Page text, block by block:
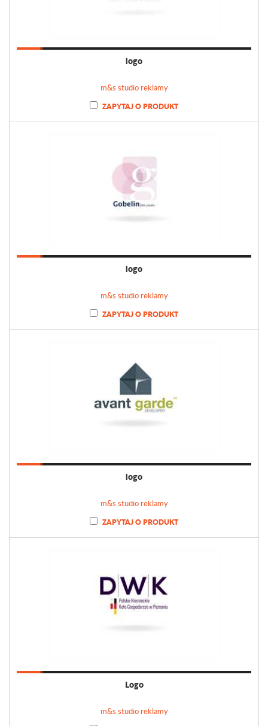
logo
m&s studio reklamy
ZAPYTAJ O PRODUKT
logo
m&s studio reklamy
ZAPYTAJ O PRODUKT
logo
m&s studio reklamy
ZAPYTAJ O PRODUKT
Logo
m&s studio reklamy